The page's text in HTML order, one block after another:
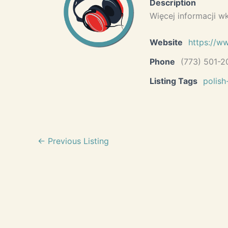
Description
Więcej informacji
Website
https://
Phone
(773) 501-
Listing Tags
← Previous Listing